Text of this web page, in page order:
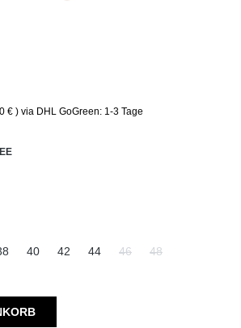
€ ) via DHL GoGreen: 1-3 Tage
40 42 44 46 48